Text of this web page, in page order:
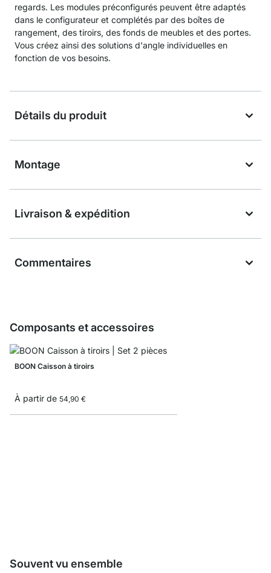
regards. Les modules préconfigurés peuvent être adaptés
dans le configurateur et complétés par des boîtes de
rangement, des tiroirs, des fonds de meubles et des portes.
Vous créez ainsi des solutions d'angle individuelles en
fonction de vos besoins.
Détails du produit
Montage
Livraison & expédition
Commentaires
Composants et accessoires
BOON Caisson à tiroirs
À partir de 54,90 €
Souvent vu ensemble